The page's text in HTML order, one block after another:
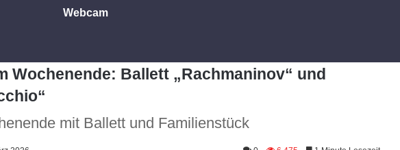
Webcam
Wochenende: Ballett „Rachmaninov“ und
mit Ballett und Familienstück